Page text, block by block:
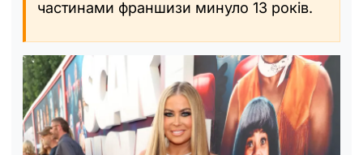
частинами франшизи минуло 13 років.